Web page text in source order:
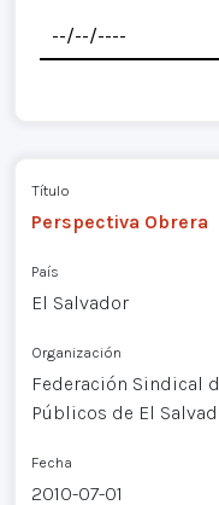
Título
Perspectiva Obrera
País
El Salvador
Organización
Federación Sindical
Públicos de El
Fecha
2010-07-01